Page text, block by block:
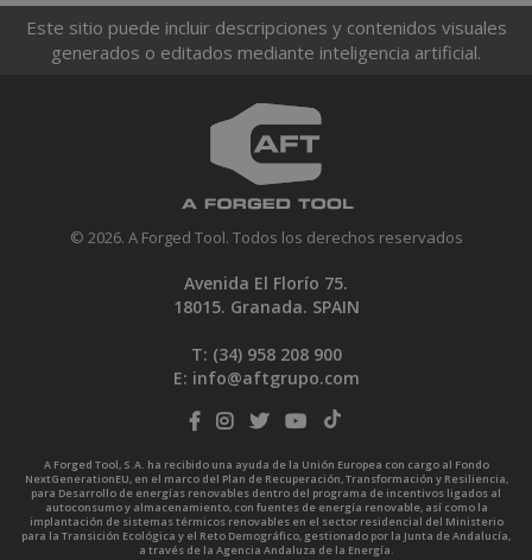
Este sitio puede incluir descripciones y contenidos visuales
generados o editados mediante inteligencia artificial.
© 2026. A Forged Tool. Todos los derechos reservados
Avenida El Florío 75.
18015. Granada. SPAIN
T: (34) 958 208 900
E: info@aftgrupo.com
A Forged Tool, S.A. ha recibido una ayuda de la Unión Europea con cargo al Fondo
NextGenerationEU, en el marco del Plan de Recuperación, Transformación y Resiliencia,
para Desarrollo de energías renovables dentro del programa de incentivos ligados al
autoconsumo y almacenamiento, con fuentes de energía renovable, así como la
implantación de sistemas térmicos renovables en el sector residencial del Ministerio
para la Transición Ecológica y el Reto Demográfico, gestionado por la Junta de Andalucía,
a través de la Agencia Andaluza de la Energía.